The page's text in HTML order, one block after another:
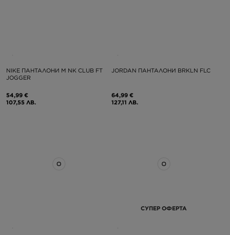
NIKE ПАНТАЛОНИ M NK CLUB FT
JOGGER
54,99 €
107,55 ЛВ.
JORDAN ПАНТАЛОНИ BRKLN FLC
64,99 €
127,11 ЛВ.
СУПЕР ОФЕРТА